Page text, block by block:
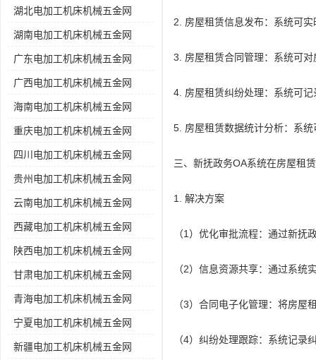
湖北电加工机床机械五金网
湖南电加工机床机械五金网
广东电加工机床机械五金网
广西电加工机床机械五金网
海南电加工机床机械五金网
重庆电加工机床机械五金网
四川电加工机床机械五金网
贵州电加工机床机械五金网
云南电加工机床机械五金网
西藏电加工机床机械五金网
陕西电加工机床机械五金网
甘肃电加工机床机械五金网
青海电加工机床机械五金网
宁夏电加工机床机械五金网
新疆电加工机床机械五金网
2. 房屋租赁信息发布：系统可
3. 房屋租赁合同管理：系统可
4. 房屋租赁纠纷处理：系统可
5. 房屋租赁数据统计分析：系
三、新抚政务OA系统在房屋租
1. 解决方案
（1）优化审批流程：通过新
（2）信息资源共享：通过系统
（3）合同电子化管理：将房屋
（4）纠纷处理跟踪：系统记录